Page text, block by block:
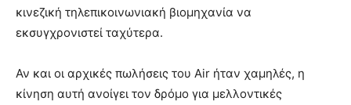
κινεζική τηλεπικοινωνιακή βιομηχανία να
εκσυγχρονιστεί ταχύτερα.
Αν και οι αρχικές πωλήσεις του Air ήταν χαμηλές, η
κίνηση αυτή ανοίγει τον δρόμο για μελλοντικές